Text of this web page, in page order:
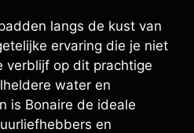
langs de kust van
ervaring die je niet
verblijf op dit prachtige
water en
is Bonaire de ideale
en